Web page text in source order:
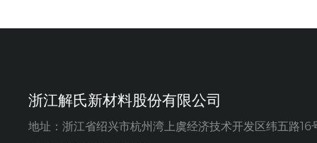
浙江解氏新材料股份有限公司
地址：浙江省绍兴市杭州湾上虞经济技术开发区纬五路16